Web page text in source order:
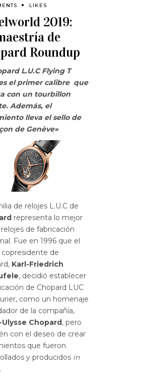
LIKES
2019:
de
Roundup
L.U.C Flying T
el primer calibre que
con un tourbillon
Además, el
lleva el sello de
de Genève»
de relojes L.U.C de
representa lo mejor
de fabricación
Fue en 1996 que el
copresidente de
Karl-Friedrich
, decidió establecer
de Chopard LUC
como un homenaje
de la compañía,
Chopard, pero
con el deseo de crear
que fueron
y producidos in